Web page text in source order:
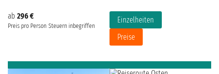
ab 296 €
Preis pro Person Steuern inbegriffen
Einzelheiten
Preise